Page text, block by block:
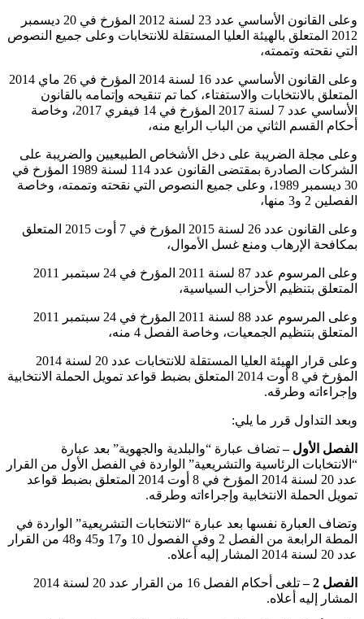
وعلى القانون الأساسي عدد 23 لسنة 2012 المؤرخ في 20 ديسمبر
2012 المتعلق بالهيئة العليا المستقلة للانتخابات وعلى جميع النصوص
التي نقحته وتممته،
وعلى القانون الأساسي عدد 16 لسنة 2014 المؤرخ في 26 ماي 2014
المتعلق بالانتخابات والاستفتاء، كما تم تنقيحه وإتمامه بالقانون
الأساسي عدد 7 لسنة 2017 المؤرخ في 14 فيفري 2017، وخاصة
أحكام القسم الثاني من الباب الرابع منه،
وعلى مجلة الضريبة على دخل الأشخاص الطبيعيين والضريبة على
الشركات الصادرة بمقتضى القانون عدد 114 لسنة 1989 المؤرخ في
30 ديسمبر 1989، وعلى جميع النصوص التي نقحته وتممته، وخاصة
الفصلين 2 و3 منها،
وعلى القانون عدد 26 لسنة 2015 المؤرخ في 7 أوت 2015 المتعلق
بمكافحة الإرهاب ومنع غسل الأموال،
وعلى المرسوم عدد 87 لسنة 2011 المؤرخ في 24 سبتمبر 2011
المتعلق بتنظيم الأحزاب السياسية،
وعلى المرسوم عدد 88 لسنة 2011 المؤرخ في 24 سبتمبر 2011
المتعلق بتنظيم الجمعيات، وخاصة الفصل 4 منه،
وعلى قرار الهيئة العليا المستقلة للانتخابات عدد 20 لسنة 2014
المؤرخ في 8 أوت 2014 المتعلق بضبط قواعد تمويل الحملة الانتخابية
وإجراءاته وطرقه.
وبعد التداول قرر ما يلي:
الفصل الأول –تضاف عبارة “والبلدية والجهوية” بعد عبارة
“الانتخابات الرئاسية والتشريعية” الواردة في الفصل الأول من القرار
عدد 20 لسنة 2014 المؤرخ في 8 أوت 2014 المتعلق بضبط قواعد
تمويل الحملة الانتخابية وإجراءاته وطرقه.
وتضاف العبارة نفسها بعد عبارة “الانتخابات التشريعية” الواردة في
المطة الرابعة من الفصل 2 وفي الفصول 10 و17 و45 و48 من القرار
عدد 20 لسنة 2014 المشار إليه أعلاه
.
الفصل 2 –
تلغى أحكام الفصل 16 من القرار عدد 20 لسنة 2014
المشار إليه أعلاه.